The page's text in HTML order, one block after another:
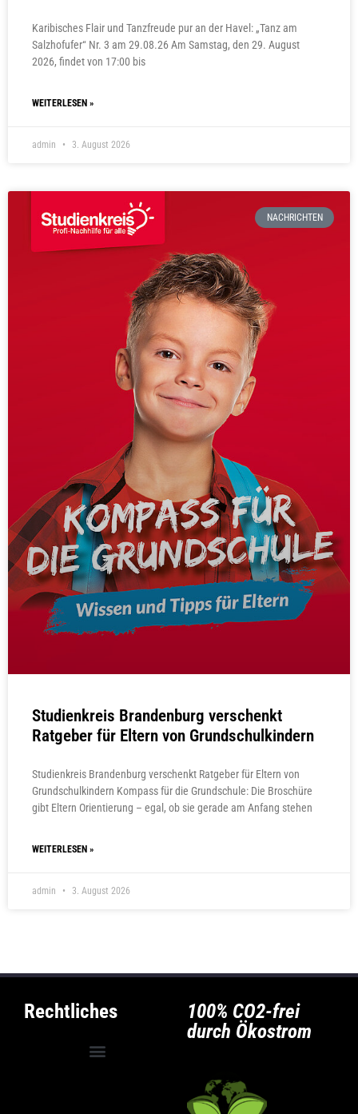
Karibisches Flair und Tanzfreude pur an der Havel: „Tanz am
Salzhofufer“ Nr. 3 am 29.08.26 Am Samstag, den 29. August
2026, findet von 17:00 bis
WEITERLESEN »
admin 3. August 2026
NACHRICHTEN
Studienkreis Brandenburg verschenkt
Ratgeber für Eltern von Grundschulkindern
Studienkreis Brandenburg verschenkt Ratgeber für Eltern von
Grundschulkindern Kompass für die Grundschule: Die Broschüre
gibt Eltern Orientierung – egal, ob sie gerade am Anfang stehen
WEITERLESEN »
admin 3. August 2026
Rechtliches
100% CO2-frei
durch Ökostrom